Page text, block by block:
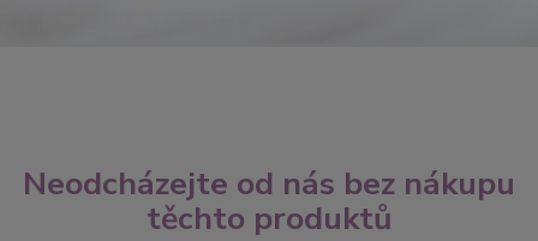
Neodcházejte od nás bez nákupu
těchto produktů